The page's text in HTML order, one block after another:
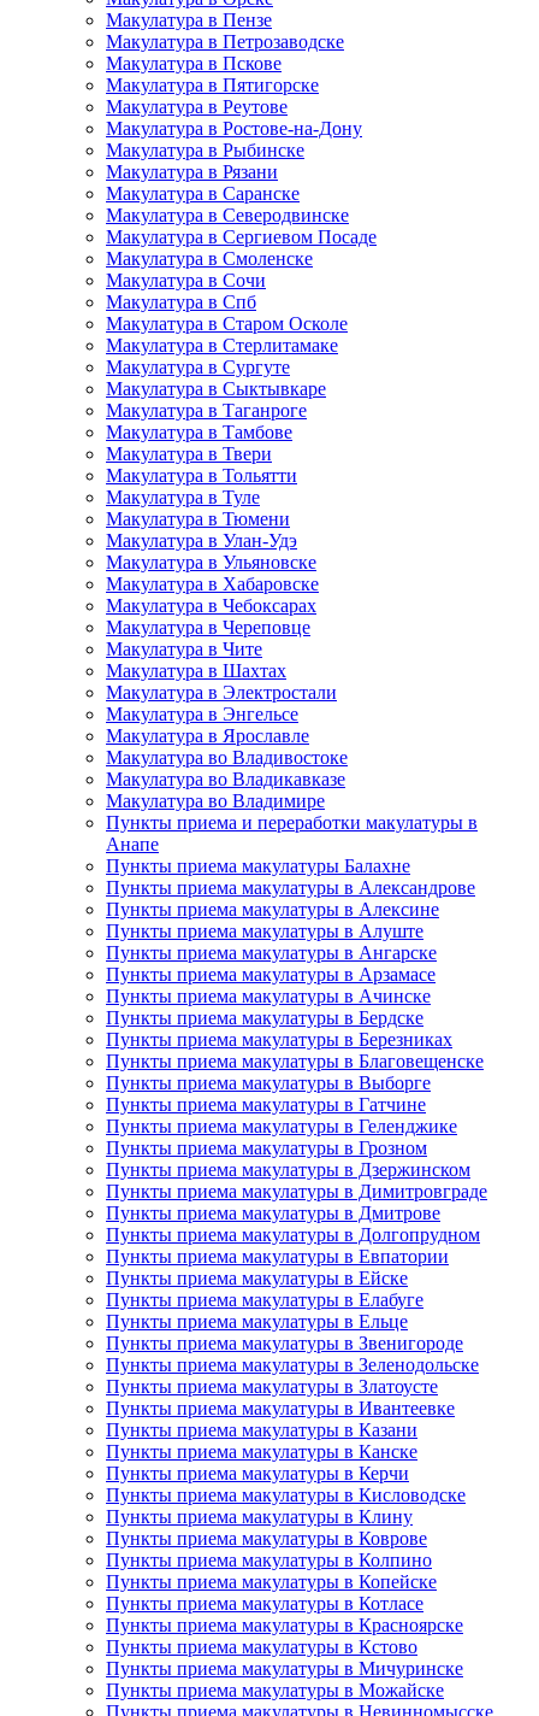
Макулатура в Пензе
Макулатура в Петрозаводске
Макулатура в Пскове
Макулатура в Пятигорске
Макулатура в Реутове
Макулатура в Ростове-на-Дону
Макулатура в Рыбинске
Макулатура в Рязани
Макулатура в Саранске
Макулатура в Северодвинске
Макулатура в Сергиевом Посаде
Макулатура в Смоленске
Макулатура в Сочи
Макулатура в Спб
Макулатура в Старом Осколе
Макулатура в Стерлитамаке
Макулатура в Сургуте
Макулатура в Сыктывкаре
Макулатура в Таганроге
Макулатура в Тамбове
Макулатура в Твери
Макулатура в Тольятти
Макулатура в Туле
Макулатура в Тюмени
Макулатура в Улан-Удэ
Макулатура в Ульяновске
Макулатура в Хабаровске
Макулатура в Чебоксарах
Макулатура в Череповце
Макулатура в Чите
Макулатура в Шахтах
Макулатура в Электростали
Макулатура в Энгельсе
Макулатура в Ярославле
Макулатура во Владивостоке
Макулатура во Владикавказе
Макулатура во Владимире
Пункты приема и переработки макулатуры в
Анапе
Пункты приема макулатуры Балахне
Пункты приема макулатуры в Александрове
Пункты приема макулатуры в Алексине
Пункты приема макулатуры в Алуште
Пункты приема макулатуры в Ангарске
Пункты приема макулатуры в Арзамасе
Пункты приема макулатуры в Ачинске
Пункты приема макулатуры в Бердске
Пункты приема макулатуры в Березниках
Пункты приема макулатуры в Благовещенске
Пункты приема макулатуры в Выборге
Пункты приема макулатуры в Гатчине
Пункты приема макулатуры в Геленджике
Пункты приема макулатуры в Грозном
Пункты приема макулатуры в Дзержинском
Пункты приема макулатуры в Димитровграде
Пункты приема макулатуры в Дмитрове
Пункты приема макулатуры в Долгопрудном
Пункты приема макулатуры в Евпатории
Пункты приема макулатуры в Ейске
Пункты приема макулатуры в Елабуге
Пункты приема макулатуры в Ельце
Пункты приема макулатуры в Звенигороде
Пункты приема макулатуры в Зеленодольске
Пункты приема макулатуры в Златоусте
Пункты приема макулатуры в Ивантеевке
Пункты приема макулатуры в Казани
Пункты приема макулатуры в Канске
Пункты приема макулатуры в Керчи
Пункты приема макулатуры в Кисловодске
Пункты приема макулатуры в Клину
Пункты приема макулатуры в Коврове
Пункты приема макулатуры в Колпино
Пункты приема макулатуры в Копейске
Пункты приема макулатуры в Котласе
Пункты приема макулатуры в Красноярске
Пункты приема макулатуры в Кстово
Пункты приема макулатуры в Мичуринске
Пункты приема макулатуры в Можайске
Пункты приема макулатуры в Невинномысске